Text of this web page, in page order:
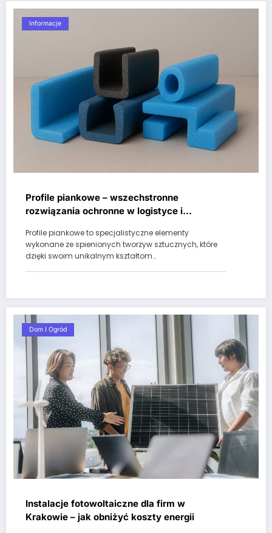
Informacje
Profile piankowe – wszechstronne
rozwiązania ochronne w logistyce i
Profile piankowe to specjalistyczne elementy
wykonane ze spienionych tworzyw sztucznych, które
dzięki swoim unikalnym kształtom…
Dom I Ogród
Instalacje fotowoltaiczne dla firm w
Krakowie – jak obniżyć koszty energii